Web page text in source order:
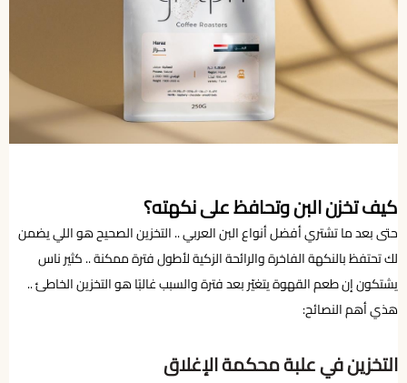
كيف تخزن البن وتحافظ على نكهته؟
حتى بعد ما تشتري أفضل أنواع البن العربي .. التخزين الصحيح هو اللي يضمن
لك تحتفظ بالنكهة الفاخرة والرائحة الزكية لأطول فترة ممكنة .. كثير ناس
يشتكون إن طعم القهوة يتغيّر بعد فترة والسبب غالبًا هو التخزين الخاطئ ..
هذي أهم النصائح:
التخزين في علبة محكمة الإغلاق